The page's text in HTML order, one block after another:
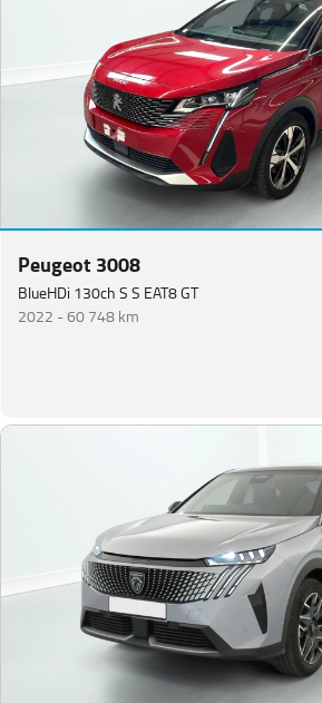
Peugeot 3008
BlueHDi 130ch S S EAT8 GT
2022 -60 748 km